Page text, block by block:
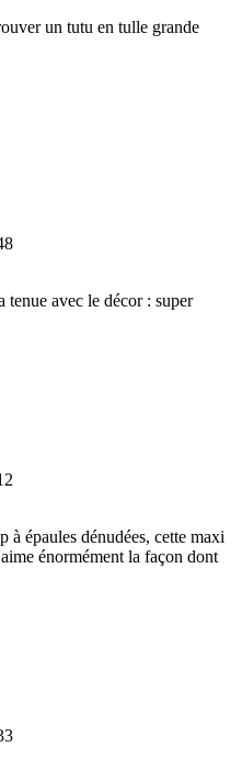
un tutu en tulle grande
tenue avec le décor : super
à épaules dénudées, cette maxi
énormément la façon dont